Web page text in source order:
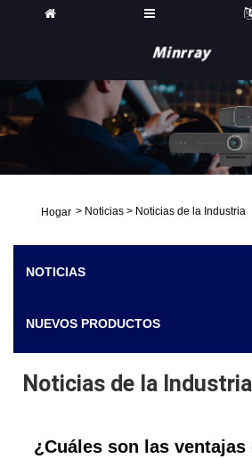
Hogar > Noticias > Noticias de la Industria
NOTICIAS
NUEVOS PRODUCTOS
Noticias de la Industria
¿Cuáles son las ventajas